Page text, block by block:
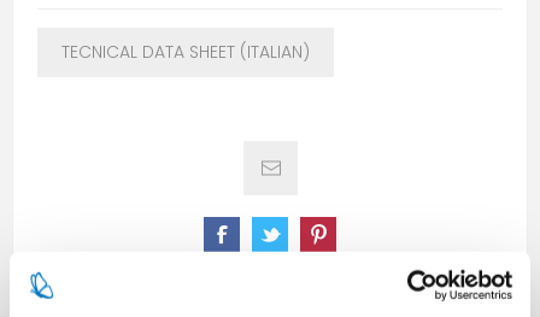
TECNICAL DATA SHEET (ITALIAN)